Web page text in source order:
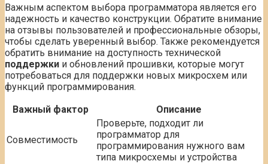
Важным аспектом выбора программатора является его
надежность и качество конструкции. Обратите внимание
на отзывы пользователей и профессиональные обзоры,
чтобы сделать уверенный выбор. Также рекомендуется
обратить внимание на доступность технической
поддержки и обновлений прошивки, которые могут
потребоваться для поддержки новых микросхем или
функций программирования.
Важный фактор
Описание
Совместимость
Проверьте, подходит ли
программатор для
программирования нужного вам
типа микросхемы и устройства